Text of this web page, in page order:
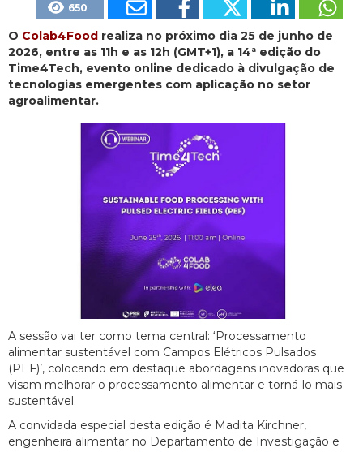
650
O Colab4Food realiza no próximo dia 25 de junho de
2026, entre as 11h e as 12h (GMT+1), a 14ª edição do
Time4Tech, evento online dedicado à divulgação de
tecnologias emergentes com aplicação no setor
agroalimentar.
A sessão vai ter como tema central: ‘Processamento
alimentar sustentável com Campos Elétricos Pulsados
(PEF)’, colocando em destaque abordagens inovadoras que
visam melhorar o processamento alimentar e torná-lo mais
sustentável.
A convidada especial desta edição é Madita Kirchner,
engenheira alimentar no Departamento de Investigação e